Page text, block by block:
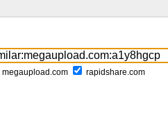
megaupload.com rapidshare.com